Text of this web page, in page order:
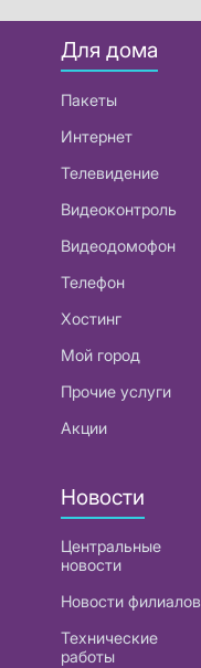
Для дома
Пакеты
Интернет
Телевидение
Видеоконтроль
Видеодомофон
Телефон
Хостинг
Мой город
Прочие услуги
Акции
Новости
Центральные
новости
Новости филиалов
Технические
работы